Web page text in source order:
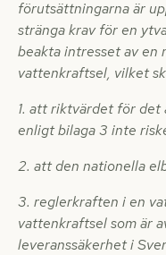
förutsättningarna är
stränga krav för en
beakta intresset av
vattenkraftsel, vilket
1. att riktvärdet för det
enligt bilaga 3 inte
2. att den nationella
3. reglerkraften i en
vattenkraftsel som är
leveranssäkerhet i